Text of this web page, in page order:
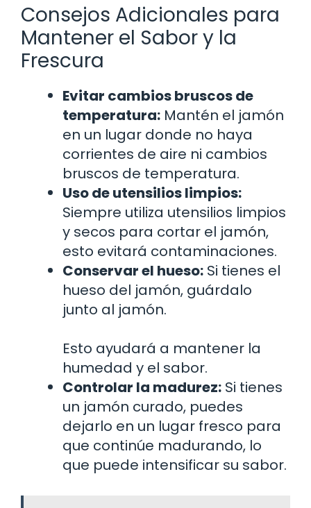
Consejos Adicionales para
Mantener el Sabor y la
Frescura
Evitar cambios bruscos de
temperatura: Mantén el jamón
en un lugar donde no haya
corrientes de aire ni cambios
bruscos de temperatura.
Uso de utensilios limpios:
Siempre utiliza utensilios limpios
y secos para cortar el jamón,
esto evitará contaminaciones.
Conservar el hueso: Si tienes el
hueso del jamón, guárdalo
junto al jamón.
Esto ayudará a mantener la
humedad y el sabor.
Controlar la madurez: Si tienes
un jamón curado, puedes
dejarlo en un lugar fresco para
que continúe madurando, lo
que puede intensificar su sabor.